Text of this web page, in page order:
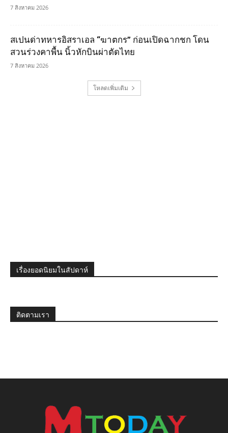
7 สิงหาคม 2026
สเปนด่าทหารอิสราเอล “ฆาตกร” ก่อนเปิดฉากชก โดน
สวนร่วงคาพื้น นิ้วหักบินผ่าตัดไทย
7 สิงหาคม 2026
โหลดเพิ่มเติม
เรื่องยอดนิยมในสัปดาห์
ติดตามเรา